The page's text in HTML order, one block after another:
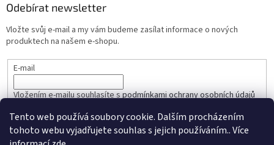
Tento web používá soubory cookie. Dalším procházením
tohoto webu vyjadřujete souhlas s jejich používáním.. Více
Odebírat newsletter
Vložte svůj e-mail a my vám budeme zasílat informace o nových
produktech na našem e-shopu.
E-mail
Vložením e-mailu souhlasíte spodmínkami ochrany osobních údajů
PŘIHLÁSIT SE